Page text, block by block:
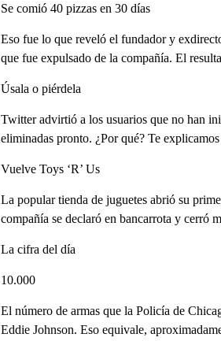
Se comió 40 pizzas en 30 días
Eso fue lo que reveló el fundador y
que fue expulsado de la compañía. El
Úsala o piérdela
Twitter advirtió a los usuarios que no han
eliminadas pronto. ¿Por qué? Te
Vuelve Toys ‘R’ Us
La popular tienda de juguetes abrió su
compañía se declaró en bancarrota y cerró
La cifra del día
10.000
El número de armas que la Policía de
Eddie Johnson. Eso equivale,